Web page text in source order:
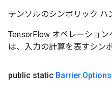
テンソルのシンボリック ハ
TensorFlow オペレーショ
は、入力の計算を表すシン
public static Barrier.Options